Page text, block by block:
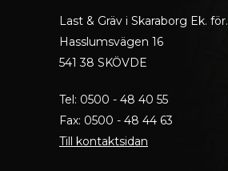
Last & Gräv i Skaraborg Ek. för.
Hasslumsvägen 16
541 38 SKÖVDE
Tel: 0500 - 48 40 55
Fax: 0500 - 48 44 63
Till kontaktsidan